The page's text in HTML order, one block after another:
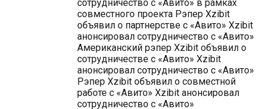
сотрудничество с «Авито» в рамках
совместного проекта Рэпер Xzibit
объявил о партнерстве с «Авито» Xzibit
анонсировал сотрудничество с «Авито»
Американский рэпер Xzibit объявил о
сотрудничестве с «Авито» Xzibit
анонсировал сотрудничество с «Авито»
Рэпер Xzibit объявил о совместной
работе с «Авито» Xzibit анонсировал
сотрудничество с «Авито»